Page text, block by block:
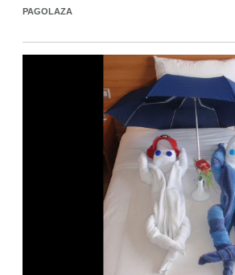
PAGOLAZA